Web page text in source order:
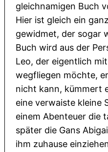
gleichnamigen Buch
Hier ist gleich ein
gewidmet, der sogar
Buch wird aus der
Leo, der eigentlich
wegfliegen möchte,
nicht kann, kümmert
eine verwaiste kleine
einem Abenteuer die
später die Gans
ihm zuhause